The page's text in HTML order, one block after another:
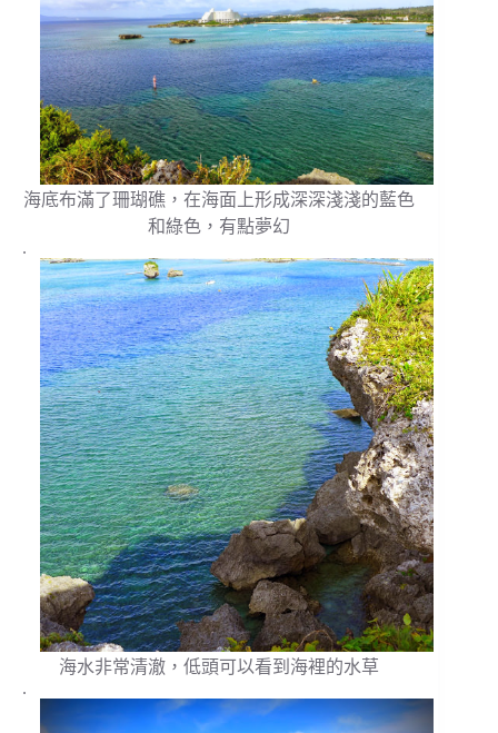
海底布滿了珊瑚礁，在海面上形成深深淺淺的藍色
和綠色，有點夢幻
.
海水非常清澈，低頭可以看到海裡的水草
.